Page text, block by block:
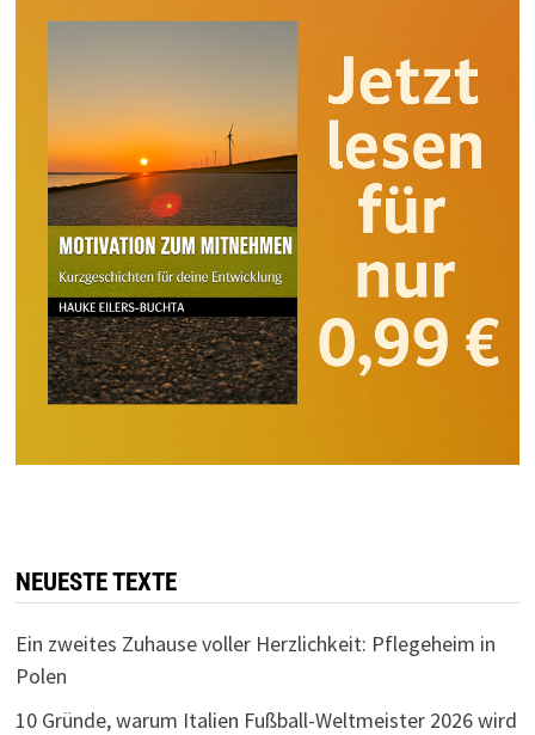
NEUESTE TEXTE
Ein zweites Zuhause voller Herzlichkeit: Pflegeheim in
Polen
10 Gründe, warum Italien Fußball-Weltmeister 2026 wird